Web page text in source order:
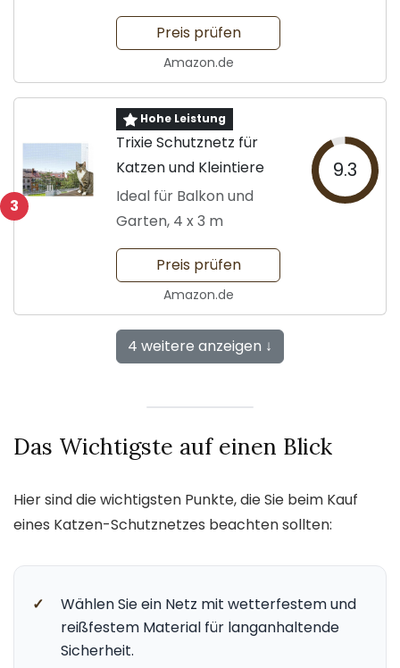
Preis prüfen
Amazon.de
3
Hohe Leistung
Trixie Schutznetz für
Katzen und Kleintiere
Ideal für Balkon und
Garten, 4 x 3 m
9.3
Preis prüfen
Amazon.de
4 weitere anzeigen ↓
Das Wichtigste auf einen Blick
Hier sind die wichtigsten Punkte, die Sie beim Kauf
eines Katzen-Schutznetzes beachten sollten:
✓
Wählen Sie ein Netz mit wetterfestem und
reißfestem Material für langanhaltende
Sicherheit.